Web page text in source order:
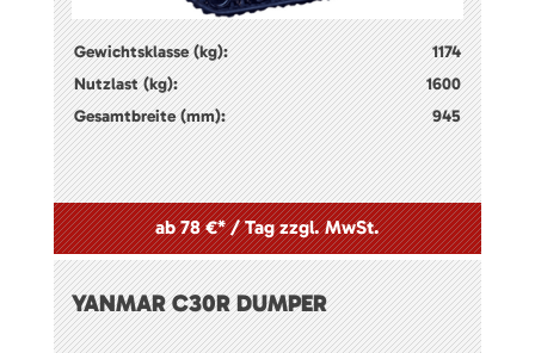
Gewichtsklasse (kg):
1174
Nutzlast (kg):
1600
Gesamtbreite (mm):
945
ab 78 €* / Tag zzgl. MwSt.
YANMAR C30R DUMPER